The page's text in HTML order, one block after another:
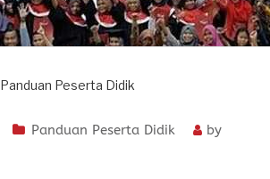
Panduan Peserta Didik
Panduan Peserta Didik
by